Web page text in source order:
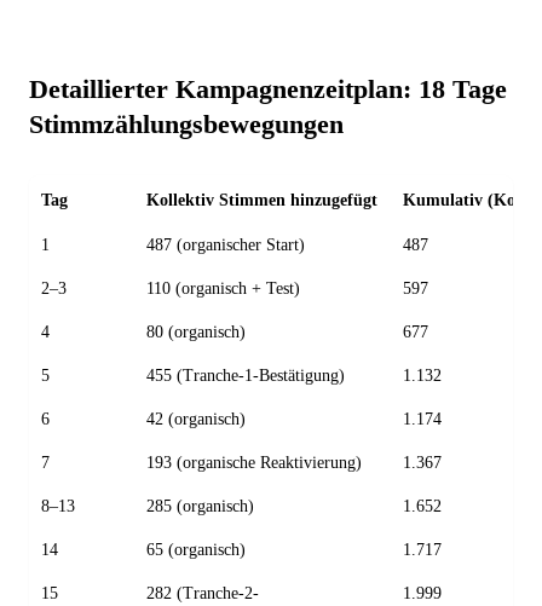
Detaillierter Kampagnenzeitplan: 18 Tage
Stimmzählungsbewegungen
Tag Kollektiv Stimmen hinzugefügt Kumulativ
1 487 (organischer Start) 487
2–3 110 (organisch + Test) 597
4 80 (organisch) 677
5 455 (Tranche-1-Bestätigung) 1.132
6 42 (organisch) 1.174
7 193 (organische Reaktivierung) 1.367
8–13 285 (organisch) 1.652
14 65 (organisch) 1.717
15 282 (Tranche-2- 1.999